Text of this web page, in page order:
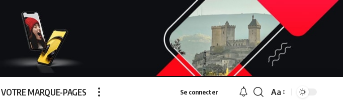
VOTRE MARQUE-PAGES Se connecter
Font
Aa